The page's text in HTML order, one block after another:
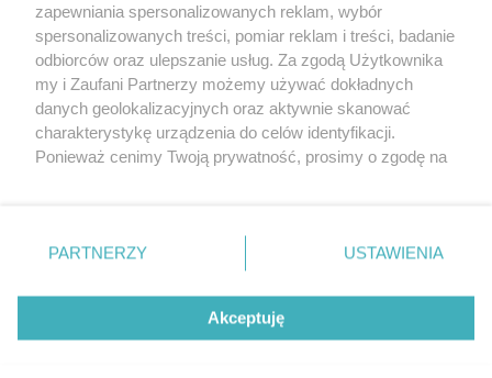
O FIRMIE POLITYKA PRYWATNOŚCI HOSTING
REKLAMA WSPÓŁPRACA RSS FACEBOOK KONTAKT
Nasze serwisy
Aktualności
Tcz24
Historia miasta
Muzyka i kultura
Archiwum wydarzeń
Zdjęcia miasta
zapewniania spersonalizowanych reklam, wybór
spersonalizowanych treści, pomiar reklam i treści, badanie
odbiorców oraz ulepszanie usług. Za zgodą Użytkownika
my i Zaufani Partnerzy możemy używać dokładnych
danych geolokalizacyjnych oraz aktywnie skanować
charakterystykę urządzenia do celów identyfikacji.
Ponieważ cenimy Twoją prywatność, prosimy o zgodę na
znajdujący się w lewym dolnym rogu strony
. Niektóre
przetwarzaniu. Preferencje będą miały zastosowania tylko
PARTNERZY USTAWIENIA
Akceptuję